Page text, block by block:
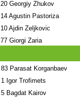
20Georgiy Zhukov
14Agustin Pastoriza
10Ajdin Zeljkovic
77Giorgi Zaria
83Parasat Korganbaev
1Igor Trofimets
5Bagdat Kairov